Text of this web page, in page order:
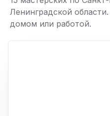
Ленинградской
домом или работой.